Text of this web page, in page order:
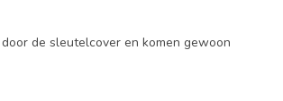
de sleutelcover en komen gewoon